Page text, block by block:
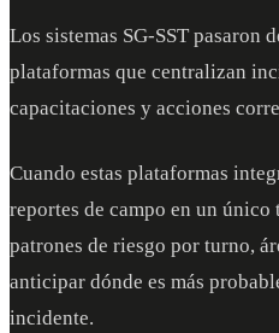
Los sistemas SG-SST pasaron
plataformas que centralizan
capacitaciones y acciones
Cuando estas plataformas
reportes de campo en un único
patrones de riesgo por turno,
anticipar dónde es más
incidente.